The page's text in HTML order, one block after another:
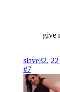
give
slave32, 22
#7